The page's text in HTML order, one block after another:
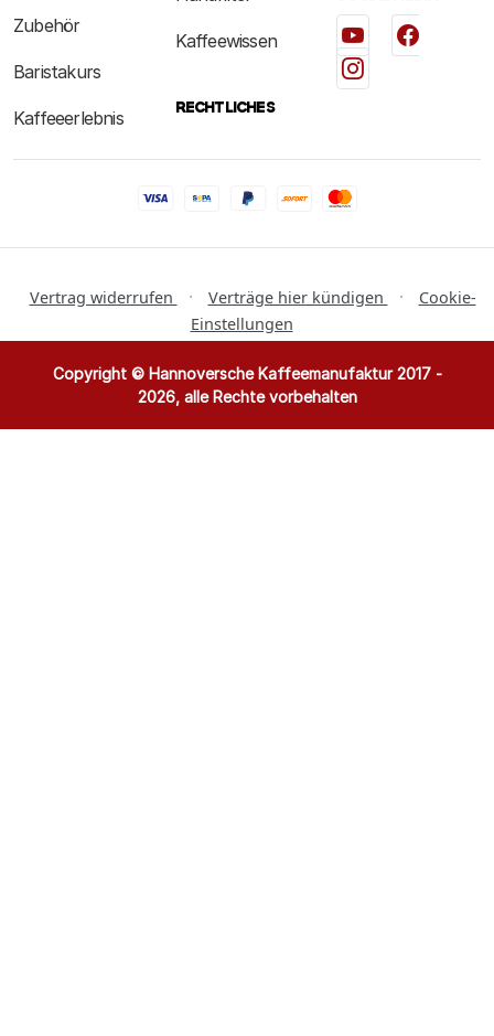
Zubehör
Baristakurs
Kaffeeerlebnis
Kaffeewissen
RECHTLICHES
Vertrag widerrufen · Verträge hier kündigen ·
Cookie-
Einstellungen
Copyright © Hannoversche Kaffeemanufaktur 2017 -
2026, alle Rechte vorbehalten